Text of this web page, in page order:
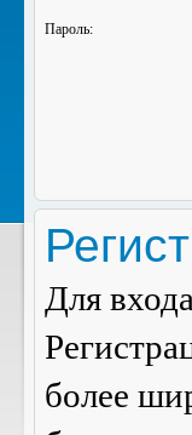
Пароль:
Для
более